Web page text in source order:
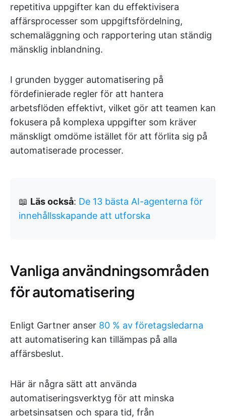
repetitiva uppgifter kan du effektivisera
affärsprocesser som uppgiftsfördelning,
schemaläggning och rapportering utan ständig
mänsklig inblandning.
I grunden bygger automatisering på
fördefinierade regler för att hantera
arbetsflöden effektivt, vilket gör att teamen kan
fokusera på komplexa uppgifter som kräver
mänskligt omdöme istället för att förlita sig på
automatiserade processer.
📖 Läs också: De 13 bästa AI-agenterna för
innehållsskapande att utforska
Vanliga användningsområden
för automatisering
Enligt Gartner anser 80 % av företagsledarna
att automatisering kan tillämpas på alla
affärsbeslut.
Här är några sätt att använda
automatiseringsverktyg för att minska
arbetsinsatsen och spara tid, från